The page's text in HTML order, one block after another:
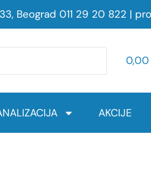
Beograd 011 29 20 822 |
0,00
AKCIJE